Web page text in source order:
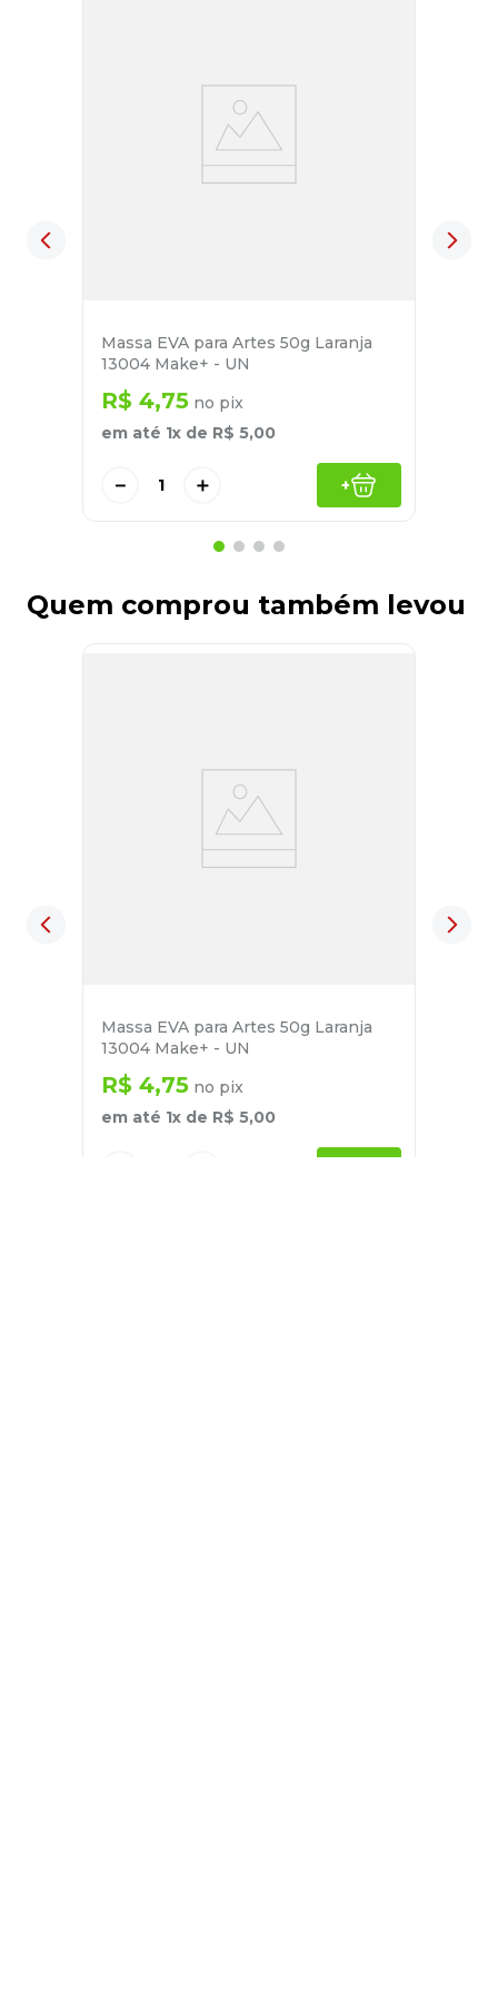
Massa EVA para Artes 50g Laranja
13004 Make+ - UN
R$ 4,75 no pix
em até 1x de R$ 5,00
＋
－ +
Quem comprou também levou
Massa EVA para Artes 50g Laranja
13004 Make+ - UN
R$ 4,75 no pix
em até 1x de R$ 5,00